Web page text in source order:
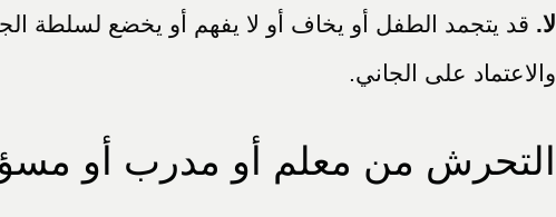
لا. قد يتجمد الطفل أو يخاف أو لا يفهم أو يخضع لسلطة
والاعتماد على الجاني.
التحرش من معلم أو مدرب أو